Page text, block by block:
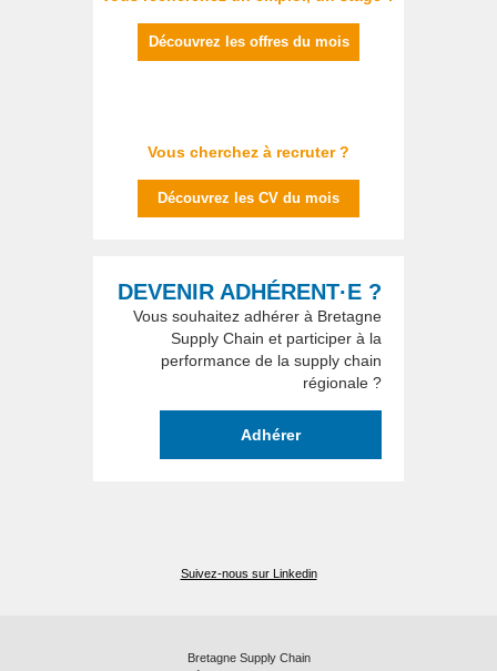
Découvrez les offres du mois
Vous cherchez à recruter ?
Découvrez les CV du mois
DEVENIR ADHÉRENT·E ?
Vous souhaitez adhérer à Bretagne
Supply Chain et participer à la
performance de la supply chain
régionale ?
Adhérer
Suivez-nous sur Linkedin
Bretagne Supply Chain